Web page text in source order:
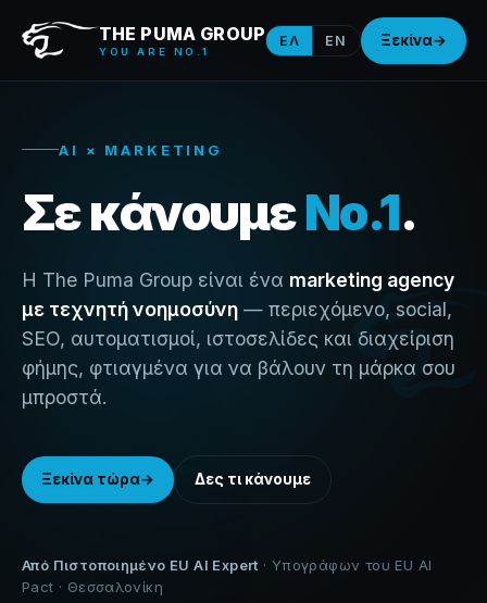
THE PUMA GROUP
YOU ARE NO.1
ΕΛ EN Ξεκίνα→
AI × MARKETING
Σε κάνουμεNo.1.
Η The Puma Group είναι ένα marketing agency
με τεχνητή νοημοσύνη — περιεχόμενο, social,
SEO, αυτοματισμοί, ιστοσελίδες και διαχείριση
φήμης, φτιαγμένα για να βάλουν τη μάρκα σου
μπροστά.
Ξεκίνα τώρα→ Δες τι κάνουμε
Από Πιστοποιημένο EU AI Expert · Υπογράφων του EU AI
Pact · Θεσσαλονίκη